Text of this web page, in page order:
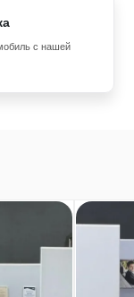
с нашей